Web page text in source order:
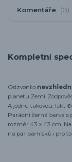
Komentáře 0
Kompletní
Odzvonilo
planetu Zemi.
A jednu takovou, fakt
Parádní černá barva s
rozměr 43 x 43 cm.
na pár pamlsků i pro